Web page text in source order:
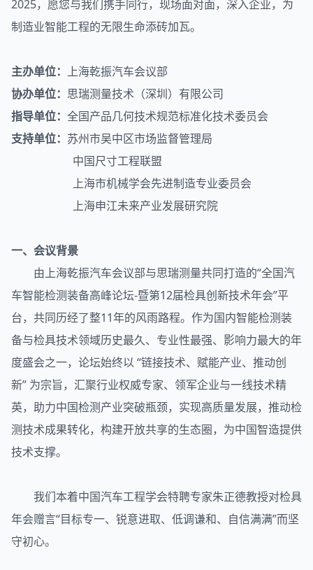
2025，愿您与我们携手同行，现场面对面，深入企业，为
制造业智能工程的无限生命添砖加瓦。
主办单位： 上海乾振汽车会议部
协办单位： 思瑞测量技术（深圳）有限公司
指导单位： 全国产品几何技术规范标准化技术委员会
支持单位： 苏州市吴中区市场监督管理局
中国尺寸工程联盟
上海市机械学会先进制造专业委员会
上海申江未来产业发展研究院
一、会议背景
由上海乾振汽车会议部与思瑞测量共同打造的“全国汽
车智能检测装备高峰论坛-暨第12届检具创新技术年会”平
台，共同历经了整11年的风雨路程。作为国内智能检测装
备与检具技术领域历史最久、专业性最强、影响力最大的年
度盛会之一，论坛始终以 “链接技术、赋能产业、推动创
新” 为宗旨，汇聚行业权威专家、领军企业与一线技术精
英，助力中国检测产业突破瓶颈，实现高质量发展，推动检
测技术成果转化，构建开放共享的生态圈，为中国智造提供
技术支撑。
我们本着中国汽车工程学会特聘专家朱正德教授对检具
年会赠言“目标专一、锐意进取、低调谦和、自信满满”而坚
守初心。